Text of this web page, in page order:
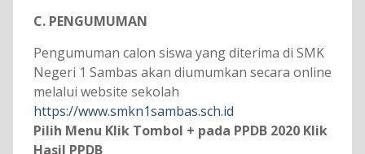
C. PENGUMUMAN
Pengumuman calon siswa yang diterima di SMK
Negeri 1 Sambas akan diumumkan secara online
melalui website sekolah
https://www.smkn1sambas.sch.id
Pilih Menu Klik Tombol + pada PPDB 2020 Klik
Hasil PPDB